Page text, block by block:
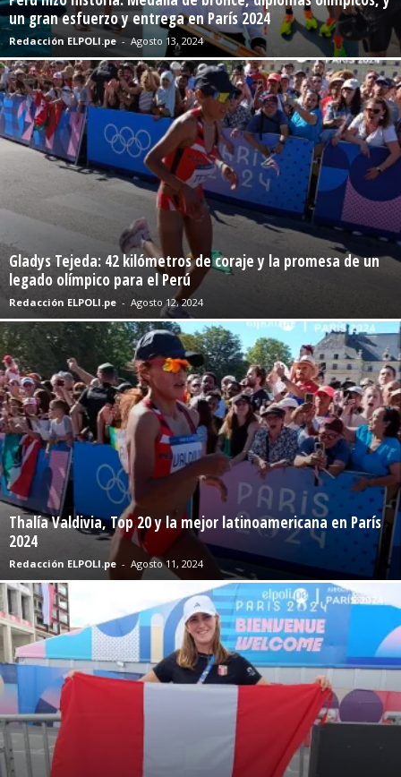
un gran esfuerzo y entrega en París 2024
Redacción ELPOLI.pe - Agosto 13, 2024
Gladys Tejeda: 42 kilómetros de coraje y la promesa de un
legado olímpico para el Perú
Redacción ELPOLI.pe - Agosto 12, 2024
Thalía Valdivia, Top 20 y la mejor latinoamericana en París
2024
Redacción ELPOLI.pe - Agosto 11, 2024